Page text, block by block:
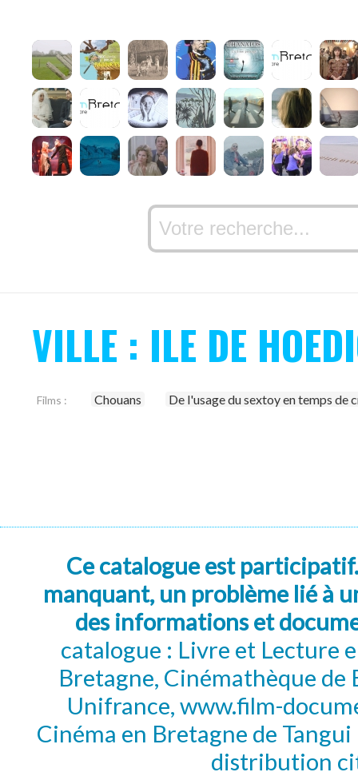
VILLE : ILE DE
Films : Chouans De l'usage du sextoy en temps de
Ce catalogue est
manquant, un problème lié à
des informations et
catalogue : Livre et Lecture
Bretagne, Cinémathèque de
Unifrance, www.film-
Cinéma en Bretagne de
distribution